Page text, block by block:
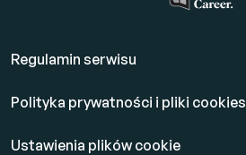
Regulamin serwisu
Polityka prywatności i pliki cookies
Ustawienia plików cookie